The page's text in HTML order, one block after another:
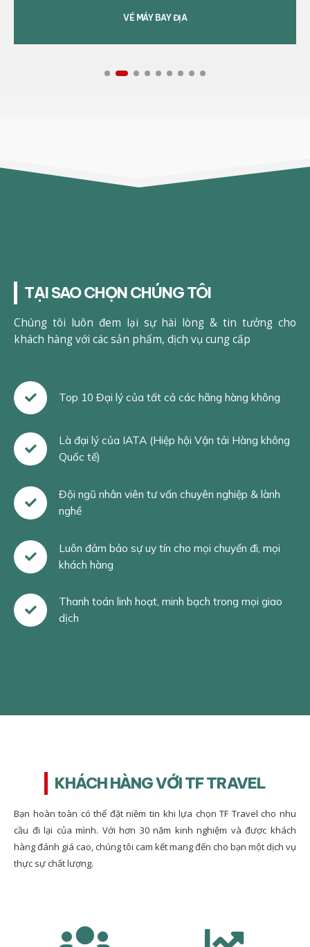
VÉ MÁY BAY ĐỊA
TẠI SAO CHỌN CHÚNG TÔI
Chúng tôi luôn đem lại sự hài lòng & tin tưởng cho
khách hàng với các sản phẩm, dịch vụ cung cấp
Top 10 Đại lý của tất cả các hãng hàng không
Là đại lý của IATA (Hiệp hội Vận tải Hàng không
Quốc tế)
Đội ngũ nhân viên tư vấn chuyên nghiệp & lành
nghề
Luôn đảm bảo sự uy tín cho mọi chuyến đi, mọi
khách hàng
Thanh toán linh hoạt, minh bạch trong mọi giao
dịch
KHÁCH HÀNG VỚI TF TRAVEL
Bạn hoàn toàn có thể đặt niềm tin khi lựa chọn TF Travel cho nhu
cầu đi lại của mình. Với hơn 30 năm kinh nghiệm và được khách
hàng đánh giá cao, chúng tôi cam kết mang đến cho bạn một dịch vụ
thực sự chất lượng.